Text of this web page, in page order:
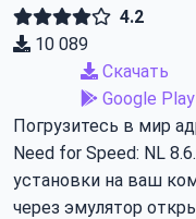
4.2
10 089
Скачать
Google Play
Погрузитесь в мир
Need for Speed: NL
установки на ваш
через эмулятор